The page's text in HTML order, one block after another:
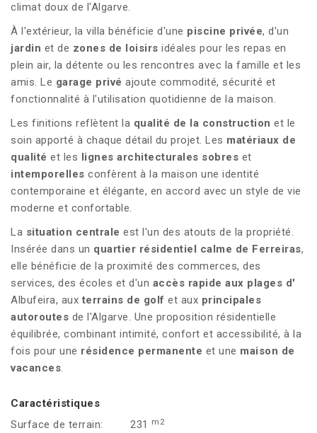
climat doux de l'Algarve.
À l'extérieur, la villa bénéficie d'une piscine privée, d'un
jardin et de zones de loisirs idéales pour les repas en
plein air, la détente ou les rencontres avec la famille et les
amis. Le garage privé ajoute commodité, sécurité et
fonctionnalité à l'utilisation quotidienne de la maison.
Les finitions reflètent la qualité de la construction et le
soin apporté à chaque détail du projet. Les matériaux de
qualité et les lignes architecturales sobres et
intemporelles confèrent à la maison une identité
contemporaine et élégante, en accord avec un style de vie
moderne et confortable.
La situation centrale est l'un des atouts de la propriété.
Insérée dans un quartier résidentiel calme de Ferreiras,
elle bénéficie de la proximité des commerces, des
services, des écoles et d'un accès rapide aux plages d'
Albufeira, aux terrains de golf et aux principales
autoroutes de l'Algarve. Une proposition résidentielle
équilibrée, combinant intimité, confort et accessibilité, à la
fois pour une résidence permanente et une maison de
vacances.
Caractéristiques
Surface de terrain:
231 m2